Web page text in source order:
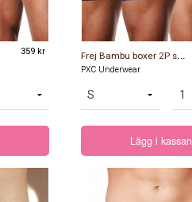
359 kr F
rej Bambu boxer 2P svart och mörkblå
PXC Underwear
Lägg i kassan